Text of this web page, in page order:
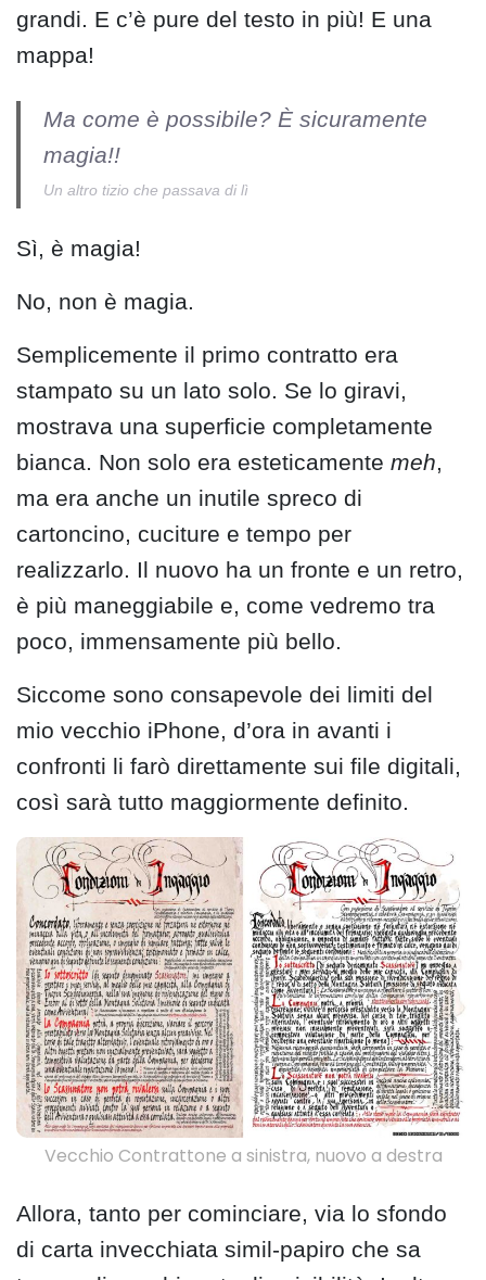
grandi. E c’è pure del testo in più! E una
mappa!
Ma come è possibile? È sicuramente
magia!!
Un altro tizio che passava di lì
Sì, è magia!
No, non è magia.
Semplicemente il primo contratto era
stampato su un lato solo. Se lo giravi,
mostrava una superficie completamente
bianca. Non solo era esteticamente meh,
ma era anche un inutile spreco di
cartoncino, cuciture e tempo per
realizzarlo. Il nuovo ha un fronte e un retro,
è più maneggiabile e, come vedremo tra
poco, immensamente più bello.
Siccome sono consapevole dei limiti del
mio vecchio iPhone, d’ora in avanti i
confronti li farò direttamente sui file digitali,
così sarà tutto maggiormente definito.
Vecchio Contrattone a sinistra, nuovo a destra
Allora, tanto per cominciare, via lo sfondo
di carta invecchiata simil-papiro che sa